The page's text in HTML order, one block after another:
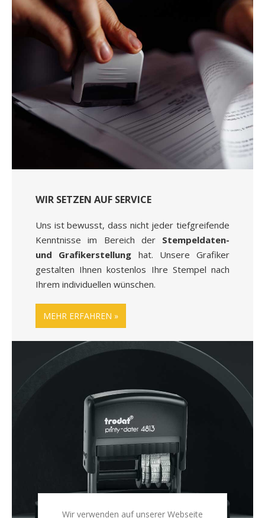
WIR SETZEN AUF SERVICE
Uns ist bewusst, dass nicht jeder tiefgreifende
Kenntnisse im Bereich der Stempeldaten-
und Grafikerstellung hat. Unsere Grafiker
gestalten Ihnen kostenlos Ihre Stempel nach
Ihrem individuellen wünschen.
MEHR ERFAHREN
Wir verwenden auf unserer Webseite